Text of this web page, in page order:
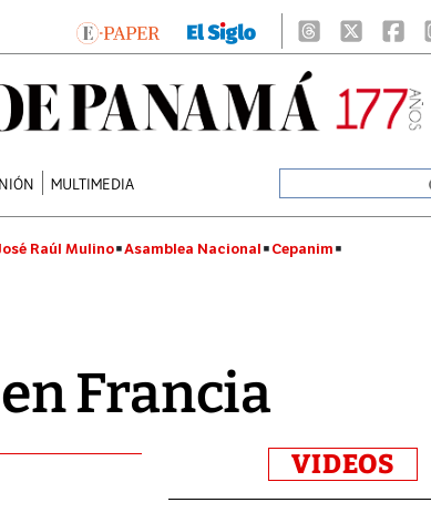
MULTIMEDIA
Raúl Mulino Asamblea Nacional Cepanim
Francia
VIDEOS